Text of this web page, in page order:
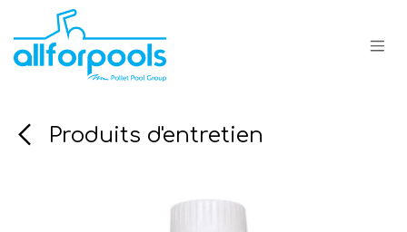
Se rendre au contenu
Produits d'entretien